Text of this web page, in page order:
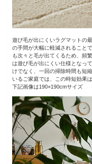
遊び毛が出にくいラグマットの
の手間が大幅に軽減されること
も次々と毛が出てくるため、頻
は遊び毛が出にくい仕様となっ
けでなく、一回の掃除時間も短
いるご家庭では、この時短効果
下記画像は190×190cmサイズ